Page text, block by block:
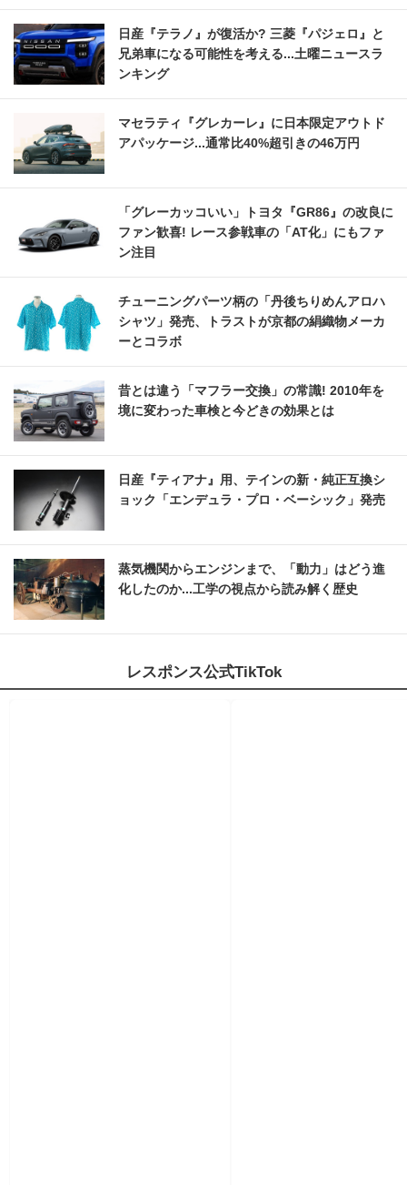
日産『テラノ』が復活か? 三菱『パジェロ』と
兄弟車になる可能性を考える...土曜ニュースラ
ンキング
マセラティ『グレカーレ』に日本限定アウトド
アパッケージ...通常比40%超引きの46万円
「グレーカッコいい」トヨタ『GR86』の改良に
ファン歓喜! レース参戦車の「AT化」にもファ
ン注目
チューニングパーツ柄の「丹後ちりめんアロハ
シャツ」発売、トラストが京都の絹織物メーカ
ーとコラボ
昔とは違う「マフラー交換」の常識! 2010年を
境に変わった車検と今どきの効果とは
日産『ティアナ』用、テインの新・純正互換シ
ョック「エンデュラ・プロ・ベーシック」発売
蒸気機関からエンジンまで、「動力」はどう進
化したのか...工学の視点から読み解く歴史
レスポンス公式TikTok